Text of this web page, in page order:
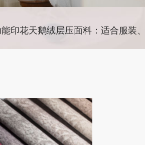
印花天鹅绒层压面料：适合服装